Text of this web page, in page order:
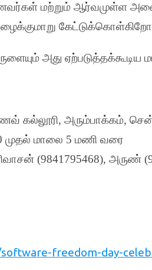
மற்றும் ஆர்வமுள்ள
அது ஏற்படுத்தக்கூடிய
கல்லூரி, அரும்பாக்கம்,
முதல் மாலை 5 மணி வரை
(9841795468), அருண்
freedom-day-